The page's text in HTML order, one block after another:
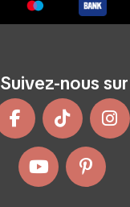
Suivez-nous sur